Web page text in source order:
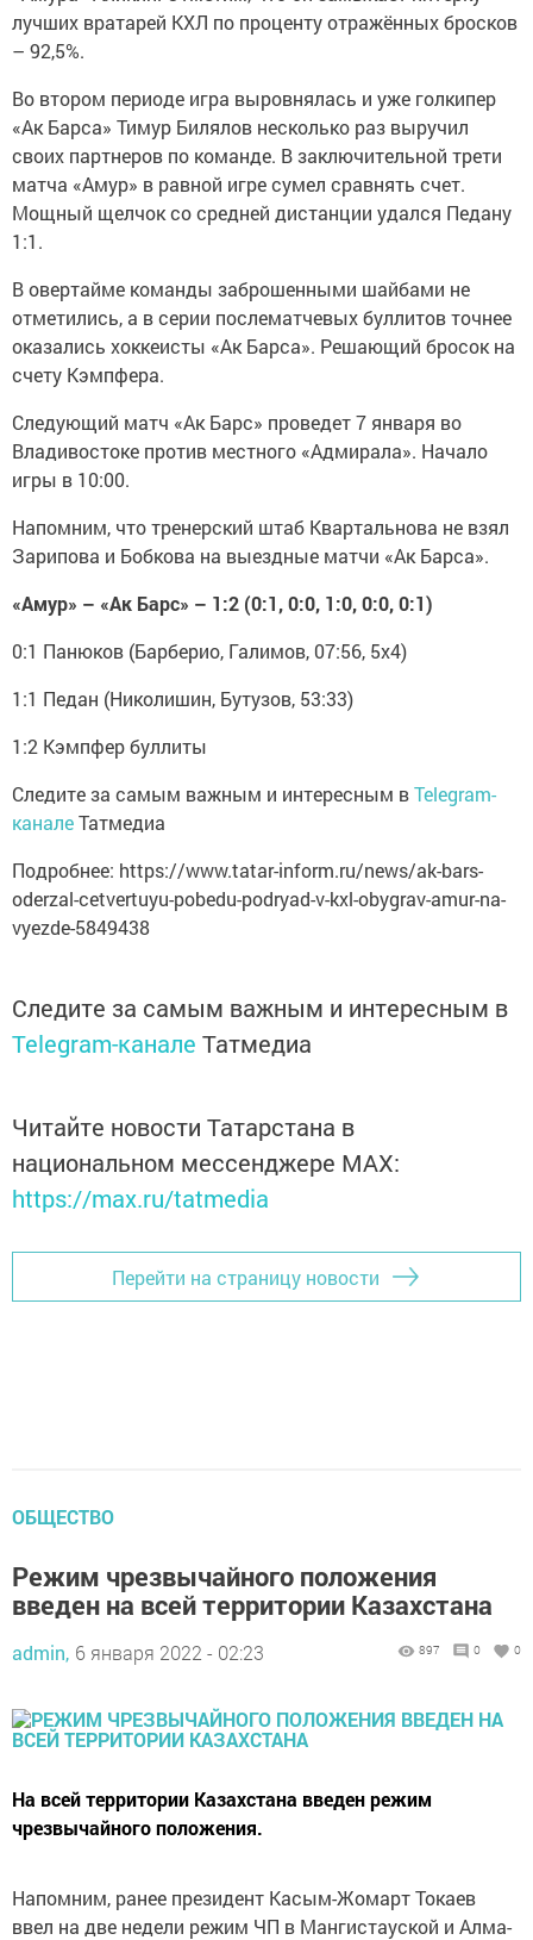
лучших вратарей КХЛ по проценту отражённых бросков
– 92,5%.
Во втором периоде игра выровнялась и уже голкипер
«Ак Барса» Тимур Билялов несколько раз выручил
своих партнеров по команде. В заключительной трети
матча «Амур» в равной игре сумел сравнять счет.
Мощный щелчок со средней дистанции удался Педану
1:1.
В овертайме команды заброшенными шайбами не
отметились, а в серии послематчевых буллитов точнее
оказались хоккеисты «Ак Барса». Решающий бросок на
счету Кэмпфера.
Следующий матч «Ак Барс» проведет 7 января во
Владивостоке против местного «Адмирала». Начало
игры в 10:00.
Напомним, что тренерский штаб Квартальнова не взял
Зарипова и Бобкова на выездные матчи «Ак Барса».
«Амур» – «Ак Барс» – 1:2 (0:1, 0:0, 1:0, 0:0, 0:1)
0:1 Панюков (Барберио, Галимов, 07:56, 5х4)
1:1 Педан (Николишин, Бутузов, 53:33)
1:2 Кэмпфер буллиты
Следите за самым важным и интересным вTelegram-
каналеТатмедиа
Подробнее: https://www.tatar-inform.ru/news/ak-bars-
oderzal-cetvertuyu-pobedu-podryad-v-kxl-obygrav-amur-na-
vyezde-5849438
Следите за самым важным и интересным в
Telegram-канале Татмедиа
Читайте новости Татарстана в
национальном мессенджере MАХ:
https://max.ru/tatmedia
Перейти на страницу новости
ОБЩЕСТВО
Режим чрезвычайного положения
введен на всей территории Казахстана
admin, 6 января 2022 - 02:23 897 0 0
На всей территории Казахстана введен режим
чрезвычайного положения.
Напомним, ранее президент Касым-Жомарт Токаев
ввел на две недели режим ЧП в Мангистауской и Алма-